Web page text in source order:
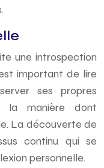
une introspection
important de lire
ses propres
manière dont
La découverte de
continu qui se
personnelle.